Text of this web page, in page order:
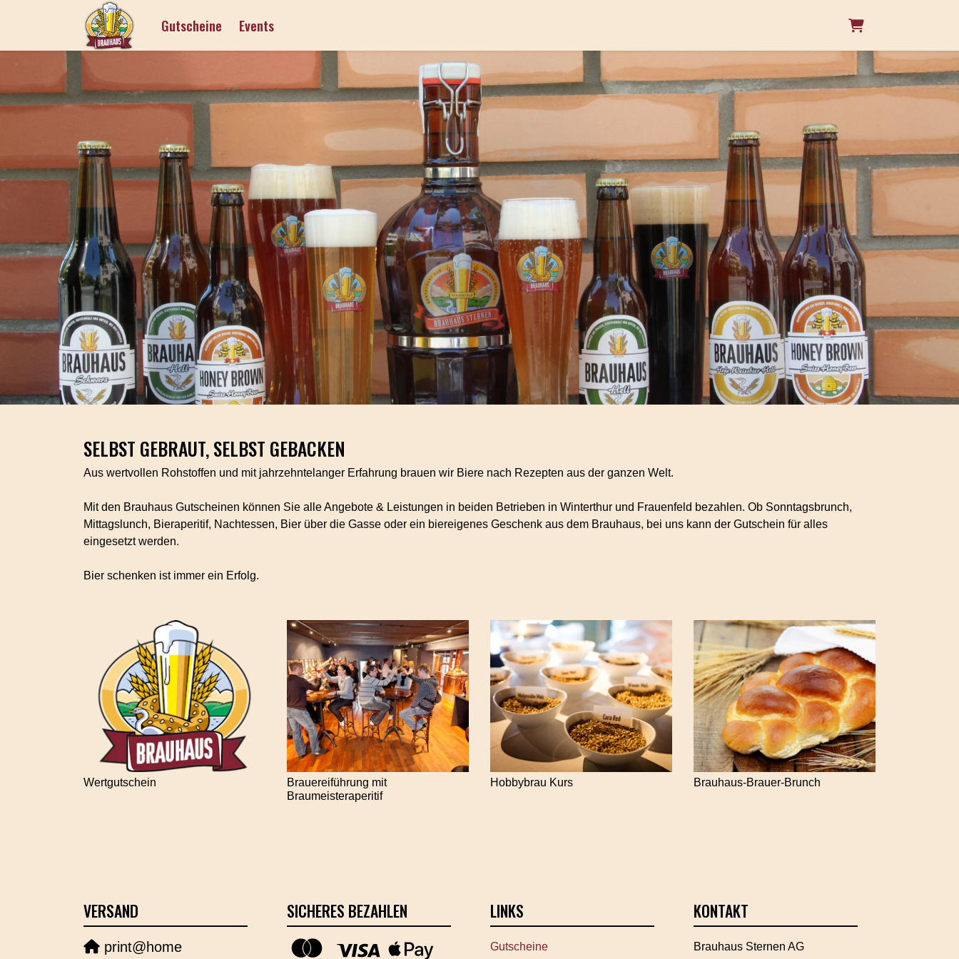
Gutscheine Events Warenkorb
SELBST GEBRAUT, SELBST GEBACKEN
Aus wertvollen Rohstoffen und mit jahrzehntelanger Erfahrung brauen wir Biere nach Rezepten aus der ganzen Welt.
Mit den Brauhaus Gutscheinen können Sie alle Angebote & Leistungen in beiden Betrieben in Winterthur und Frauenfeld bezahlen. Ob Sonntagsbrunch,
Mittagslunch, Bieraperitif, Nachtessen, Bier über die Gasse oder ein biereigenes Geschenk aus dem Brauhaus, bei uns kann der Gutschein für alles
eingesetzt werden.
Bier schenken ist immer ein Erfolg.
Wertgutschein
Brauereiführung mit
Braumeisteraperitif
Hobbybrau Kurs Brauhaus-Brauer-Brunch
VERSAND
print@home
SICHERES BEZAHLEN LINKS
Gutscheine
KONTAKT
Brauhaus Sternen AG